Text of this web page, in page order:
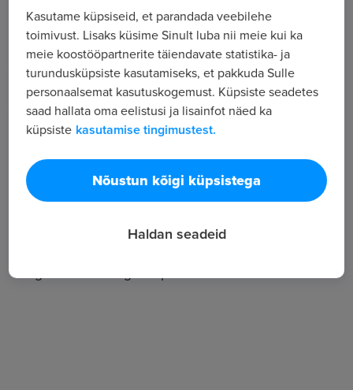
Tööpakkuja tutvustus
40
Töötajate arv
40 259
Vaatamised
Danbalt Shoes OÜ on Eestis, Lätis ja Leedus
tegutsev ettevõte.
Eestis on kokku kaupluseid 7, millest neli kauplust
on Tallinnas, kaks kauplust Tartus ning üks kauplus
Kasutame küpsiseid, et parandada veebilehe
toimivust. Lisaks küsime Sinult luba nii meie kui ka
meie koostööpartnerite täiendavate statistika- ja
turundusküpsiste kasutamiseks, et pakkuda Sulle
personaalsemat kasutuskogemust. Küpsiste seadetes
saad hallata oma eelistusi ja lisainfot näed ka
küpsiste kasutamise tingimustest.
Nõustun kõigi küpsistega
Haldan seadeid